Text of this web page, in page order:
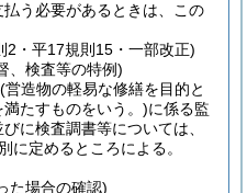
う必要があるときは、この
2・平17規則15・一部改正)
、検査等の特例)
(営造物の軽易な修繕を目的と
たすものをいう。)に係る監
に検査調書等については、
に定めるところによる。
た場合の確認)